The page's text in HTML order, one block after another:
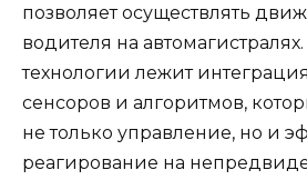
позволяет осуществлять
водителя на
технологии лежит
сенсоров и алгоритмов,
не только управление, но и
реагирование на